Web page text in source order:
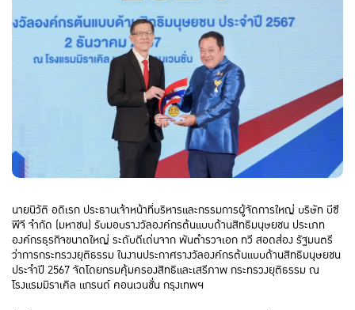
นายนิวัติ อดิเรก ประธานเจ้าหน้าที่บริหารและกรรมการผู้จัดการใหญ่ บริษัท บีซี
พีจี จำกัด (มหาชน) รับมอบรางวัลองค์กรต้นแบบด้านสิทธิมนุษยชน ประเภท
องค์กรธุรกิจขนาดใหญ่ ระดับดีเด่นจาก พันตำรวจเอก ทวี สอดส่อง รัฐมนตรี
ว่าการกระทรวงยุติธรรม ในงานประกาศรางวัลองค์กรต้นแบบด้านสิทธิมนุษยชน
ประจำปี 2567 จัดโดยกรมคุ้มครองสิทธิและเสรีภาพ กระทรวงยุติธรรม ณ
โรงแรมมิราเคิล แกรนด์ คอนเวนชั่น กรุงเทพฯ